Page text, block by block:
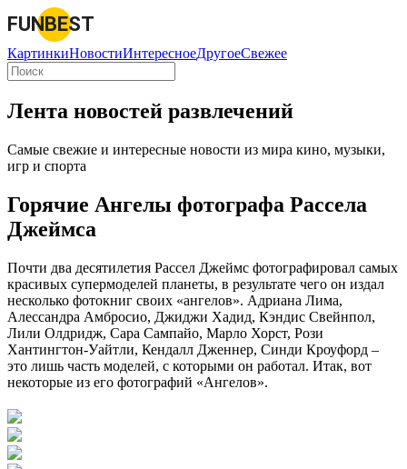
FUNBEST
КартинкиНовостиИнтересноеДругоеСвежее
Лента новостей развлечений
Самые свежие и интересные новости из мира кино, музыки,
игр и спорта
Горячие Ангелы фотографа Рассела
Джеймса
Почти два десятилетия Рассел Джеймс фотографировал самых
красивых супермоделей планеты, в результате чего он издал
несколько фотокниг своих «ангелов». Адриана Лима,
Алессандра Амбросио, Джиджи Хадид, Кэндис Свейнпол,
Лили Олдридж, Сара Сампайо, Марло Хорст, Рози
Хантингтон-Уайтли, Кендалл Дженнер, Синди Кроуфорд –
это лишь часть моделей, с которыми он работал. Итак, вот
некоторые из его фотографий «Ангелов».